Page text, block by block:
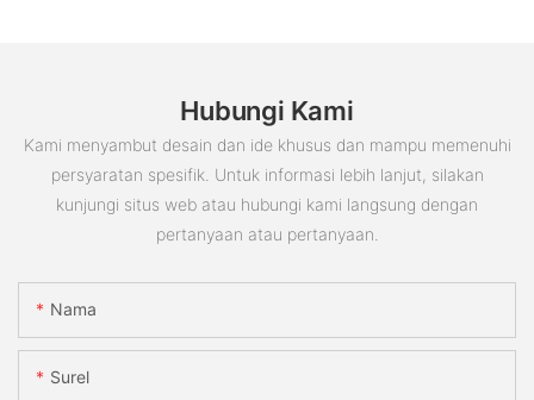
Hubungi Kami
Kami menyambut desain dan ide khusus dan mampu memenuhi
persyaratan spesifik. Untuk informasi lebih lanjut, silakan
kunjungi situs web atau hubungi kami langsung dengan
pertanyaan atau pertanyaan.
Nama
Surel